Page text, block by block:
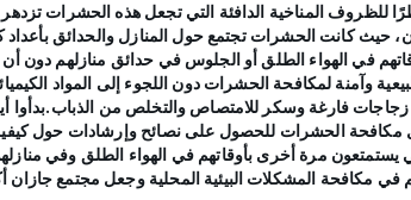
للظروف المناخية الدافئة التي تجعل هذه الحشرات
كانت الحشرات تجتمع حول المنازل والحدائق بأعداد
في الهواء الطلق أو الجلوس في حدائق منازلهم دون أن
وآمنة لمكافحة الحشرات دون اللجوء إلى المواد
زجاجات فارغة وسكر للامتصاص والتخلص من الذباب.بدأوا
مكافحة الحشرات للحصول على نصائح وإرشادات حول
مرة أخرى بأوقاتهم في الهواء الطلق وفي
في مكافحة المشكلات البيئية المحلية وجعل مجتمع